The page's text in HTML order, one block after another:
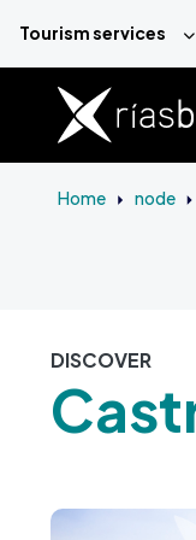
Tourism services
Home node
DISCOVER
Image